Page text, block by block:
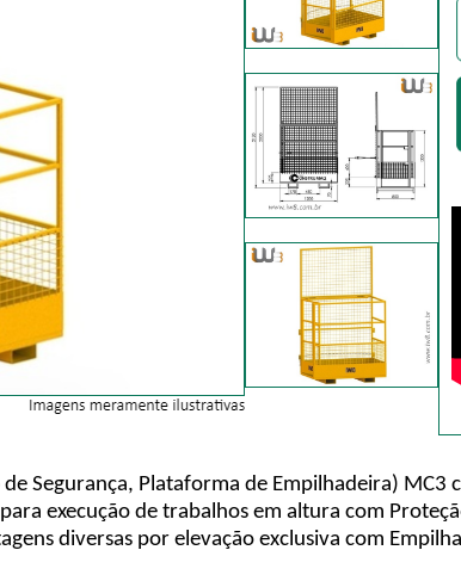
Segurança, Plataforma de Empilhadeira)
execução de trabalhos em altura com
diversas por elevação exclusiva com